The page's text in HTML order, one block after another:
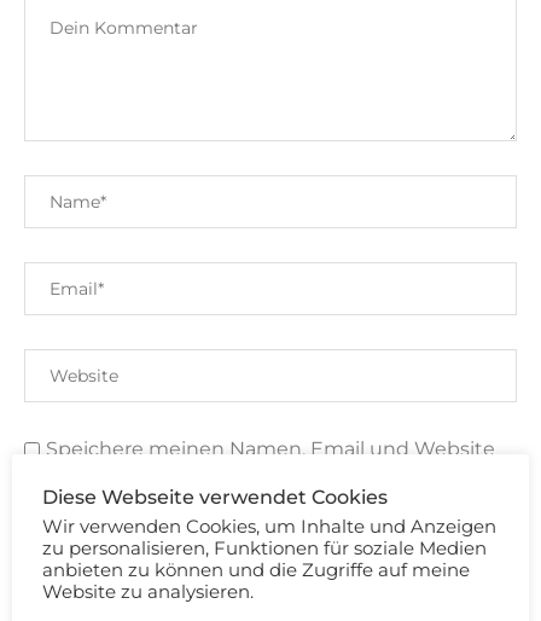
Speichere meinen Namen, Email und Website
Mit der Nutzung dieses Formulars erklärst du dich mit der
Speicherung und Verarbeitung deiner Daten durch diese
Website einverstanden. Merci Cherie!
Diese Webseite verwendet Cookies
Wir verwenden Cookies, um Inhalte und Anzeigen
zu personalisieren, Funktionen für soziale Medien
anbieten zu können und die Zugriffe auf meine
Website zu analysieren.